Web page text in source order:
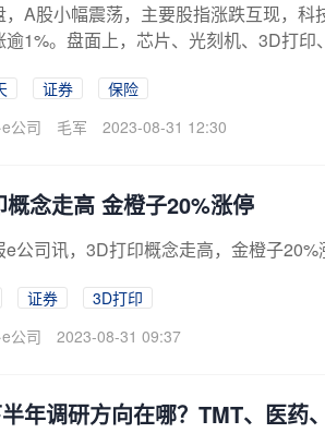
，A股小幅震荡，主要股指涨跌互现，
逾1%。盘面上，芯片、光刻机、3D打
证券
保险
公司
毛军 2023-08-31 12:30
概念走高 金橙子20%涨停
e公司讯，3D打印概念走高，金橙子
证券
3D打印
公司
2023-08-31 09:37
年调研方向在哪？TMT、医药